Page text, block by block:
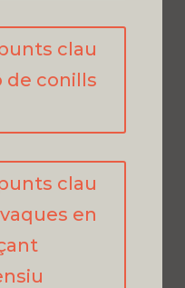
clau
de conills
clau
en